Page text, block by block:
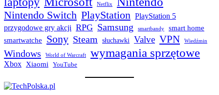
Netflix
Nintendo Switch PlayStation PlayStation 5
przygodowe gry akcji RPG Samsung smartbandy smart home
smartwatche Sony Steam słuchawki Valve VPN Wiedźmin
Windows World of Warcraft wymagania sprzętowe
Xbox Xiaomi YouTube